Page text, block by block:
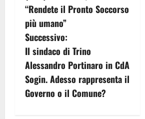
v
i
g
a
z
“Rendete il Pronto Soccorso
più umano”
Successivo:
Il sindaco di Trino
Alessandro Portinaro in CdA
Sogin. Adesso rappresenta il
Governo o il Comune?